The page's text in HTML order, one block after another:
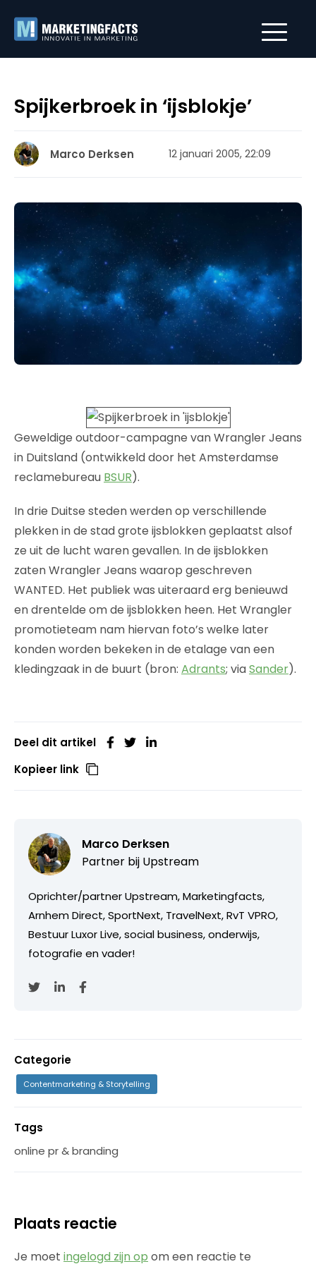
Spijkerbroek in ‘ijsblokje’
Marco Derksen 12 januari 2005, 22:09
Geweldige outdoor-campagne van Wrangler Jeans
in Duitsland (ontwikkeld door het Amsterdamse
reclamebureau BSUR).
In drie Duitse steden werden op verschillende
plekken in de stad grote ijsblokken geplaatst alsof
ze uit de lucht waren gevallen. In de ijsblokken
zaten Wrangler Jeans waarop geschreven
WANTED. Het publiek was uiteraard erg benieuwd
en drentelde om de ijsblokken heen. Het Wrangler
promotieteam nam hiervan foto’s welke later
konden worden bekeken in de etalage van een
kledingzaak in de buurt (bron: Adrants; viaSander).
Deel dit artikel
Kopieer link
Marco Derksen
Partner bij Upstream
Oprichter/partner Upstream, Marketingfacts,
Arnhem Direct, SportNext, TravelNext, RvT VPRO,
Bestuur Luxor Live, social business, onderwijs,
fotografie en vader!
Categorie
Contentmarketing & Storytelling
Tags
online pr & branding
Plaats reactie
Je moet ingelogd zijn op om een reactie te